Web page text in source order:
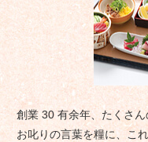
創業 30 有余年、たくさ
お叱りの言葉を糧に、こ